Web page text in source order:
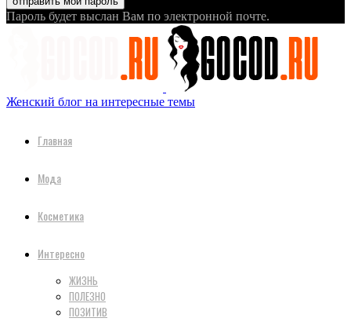
Пароль будет выслан Вам по электронной почте.
Женский блог на интересные темы
Главная
Мода
Косметика
Интересно
ЖИЗНЬ
ПОЛЕЗНО
ПОЗИТИВ